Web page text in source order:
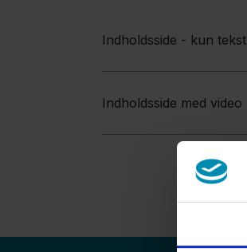
Indholdsside - kun tekst
Indholdsside med video